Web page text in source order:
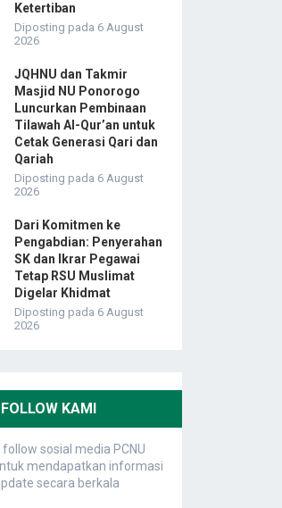
Ketertiban
Diposting pada 6 August
2026
JQHNU dan Takmir
Masjid NU Ponorogo
Luncurkan Pembinaan
Tilawah Al-Qur’an untuk
Cetak Generasi Qari dan
Qariah
Diposting pada 6 August
2026
Dari Komitmen ke
Pengabdian: Penyerahan
SK dan Ikrar Pegawai
Tetap RSU Muslimat
Digelar Khidmat
Diposting pada 6 August
2026
FOLLOW KAMI
sosial media PCNU
mendapatkan informasi
secara berkala